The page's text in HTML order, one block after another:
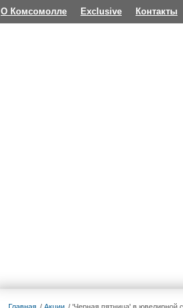
О Комсомолле Exclusive Контакты